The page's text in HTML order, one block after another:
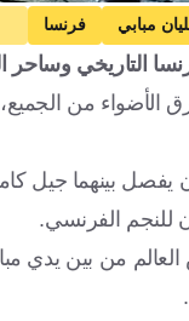
مبابي فرنسا
التاريخي وساحر
يفصل بينهما جيل
للنجم الفرنسي.
من بين يدي